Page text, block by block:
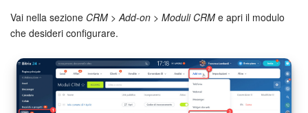
Analisi CRM
Generatore BI
Bitrix24 Market
Vai nella sezione CRM >Add-on > Moduli CRM e apri il modulo
che desideri configurare.